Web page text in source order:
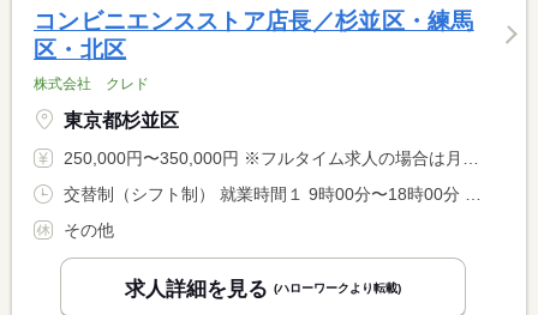
コンビニエンスストア店長／杉並区・練馬
区・北区
株式会社 クレド
東京都杉並区
250,000円〜350,000円 ※フルタイム求人の場合は月額（換算額）、パート求人の場合は時間額を表示しています。
その他
求人詳細を見る (ハローワークより転載)